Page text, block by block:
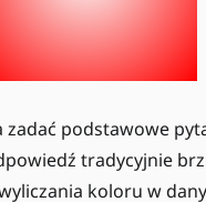
podstawowe
tradycyjnie
koloru w